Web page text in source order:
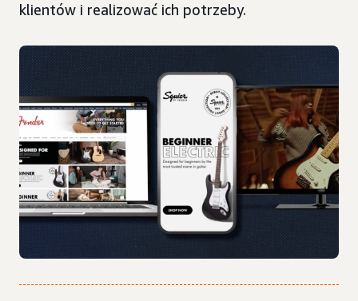
klientów i realizować ich potrzeby.